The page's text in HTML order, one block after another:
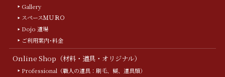
Gallery
スペースＭＵＲＯ
Dojo 道場
ご利用案内･料金
Online Shop（材料・道具・オリジナル）
Professional（職人の道具：刷毛、糊、道具類）